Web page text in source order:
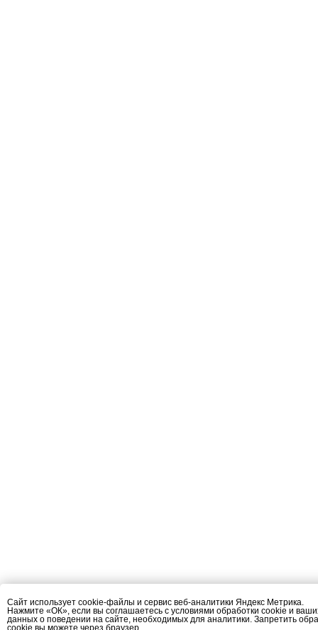
Сайт использует cookie-файлы и сервис веб-аналитики Яндекс Метрика.
Нажмите «ОК», если вы соглашаетесь с условиями обработки cookie и
данных о поведении на сайте, необходимых для аналитики. Запретить